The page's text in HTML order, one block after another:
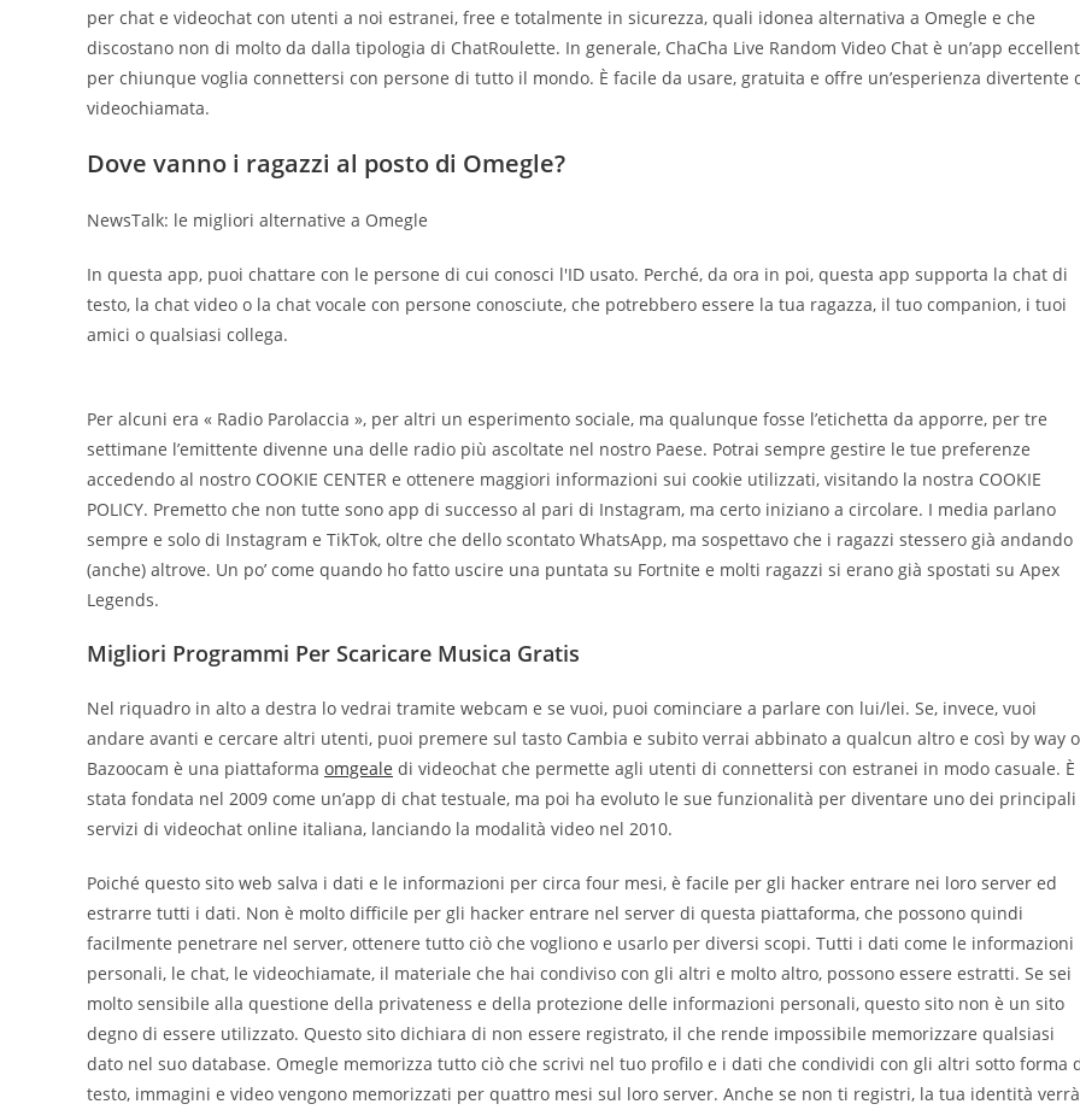
per chat e videochat con utenti a noi estranei, free e totalmente in sicurezza, quali idonea alternativa a Omegle e che
discostano non di molto da dalla tipologia di ChatRoulette. In generale, ChaCha Live Random Video Chat è un’app
per chiunque voglia connettersi con persone di tutto il mondo. È facile da usare, gratuita e offre un’esperienza divertente
videochiamata.
Dove vanno i ragazzi al posto di Omegle?
NewsTalk: le migliori alternative a Omegle
In questa app, puoi chattare con le persone di cui conosci l'ID usato. Perché, da ora in poi, questa app supporta la chat di
testo, la chat video o la chat vocale con persone conosciute, che potrebbero essere la tua ragazza, il tuo companion, i tuoi
amici o qualsiasi collega.
Per alcuni era « Radio Parolaccia », per altri un esperimento sociale, ma qualunque fosse l’etichetta da apporre, per tre
settimane l’emittente divenne una delle radio più ascoltate nel nostro Paese. Potrai sempre gestire le tue preferenze
accedendo al nostro COOKIE CENTER e ottenere maggiori informazioni sui cookie utilizzati, visitando la nostra COOKIE
POLICY. Premetto che non tutte sono app di successo al pari di Instagram, ma certo iniziano a circolare. I media parlano
sempre e solo di Instagram e TikTok, oltre che dello scontato WhatsApp, ma sospettavo che i ragazzi stessero già andando
(anche) altrove. Un po’ come quando ho fatto uscire una puntata su Fortnite e molti ragazzi si erano già spostati su Apex
Legends.
Migliori Programmi Per Scaricare Musica Gratis
Nel riquadro in alto a destra lo vedrai tramite webcam e se vuoi, puoi cominciare a parlare con lui/lei. Se, invece, vuoi
andare avanti e cercare altri utenti, puoi premere sul tasto Cambia e subito verrai abbinato a qualcun altro e così by way
Bazoocam è una piattaforma omgeale di videochat che permette agli utenti di connettersi con estranei in modo casuale. È
stata fondata nel 2009 come un’app di chat testuale, ma poi ha evoluto le sue funzionalità per diventare uno dei principali
servizi di videochat online italiana, lanciando la modalità video nel 2010.
Poiché questo sito web salva i dati e le informazioni per circa four mesi, è facile per gli hacker entrare nei loro server ed
estrarre tutti i dati. Non è molto difficile per gli hacker entrare nel server di questa piattaforma, che possono quindi
facilmente penetrare nel server, ottenere tutto ciò che vogliono e usarlo per diversi scopi. Tutti i dati come le informazioni
personali, le chat, le videochiamate, il materiale che hai condiviso con gli altri e molto altro, possono essere estratti. Se sei
molto sensibile alla questione della privateness e della protezione delle informazioni personali, questo sito non è un sito
degno di essere utilizzato. Questo sito dichiara di non essere registrato, il che rende impossibile memorizzare qualsiasi
dato nel suo database. Omegle memorizza tutto ciò che scrivi nel tuo profilo e i dati che condividi con gli altri sotto forma
testo, immagini e video vengono memorizzati per quattro mesi sul loro server. Anche se non ti registri, la tua identità verrà